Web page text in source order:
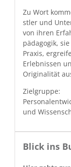
Zu Wort
stler und
von ihren
päd­a­gogik,
Prax­is,
Erleb­nis­sen
Orig­i­nal­ität
Ziel­gruppe:
und
Blick ins